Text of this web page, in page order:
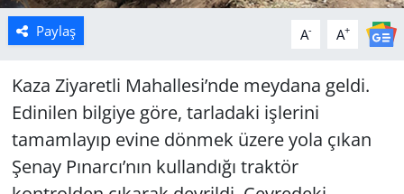
Paylaş A- A+
Kaza Ziyaretli Mahallesi’nde meydana geldi.
Edinilen bilgiye göre, tarladaki işlerini
tamamlayıp evine dönmek üzere yola çıkan
Şenay Pınarcı’nın kullandığı traktör